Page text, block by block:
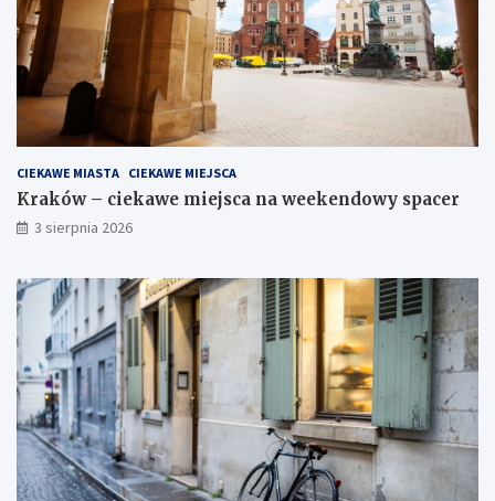
CIEKAWE MIASTA CIEKAWE MIEJSCA
Kraków – ciekawe miejsca na weekendowy spacer
3 sierpnia 2026